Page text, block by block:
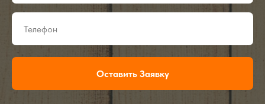
Оставить Заявку